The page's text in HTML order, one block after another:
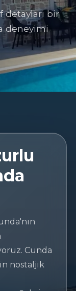
detayları bir
deneyimi
Cunda
nostaljik